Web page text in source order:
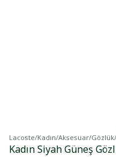
Lacoste/Kadın/Aksesuar/Gözlük/
Kadın Siyah Güneş